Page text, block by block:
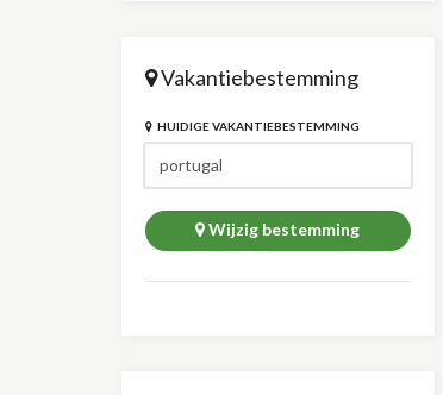
Vakantiebestemming
HUIDIGE VAKANTIEBESTEMMING
Wijzig bestemming